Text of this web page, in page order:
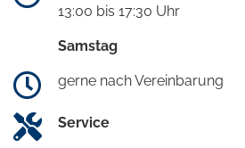
13:00 bis 17:30 Uhr
Samstag
gerne nach Vereinbarung
Service